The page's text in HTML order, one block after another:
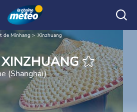
de Minhang Xinzhuang
METEO XINZHUANG
(Shanghaï)